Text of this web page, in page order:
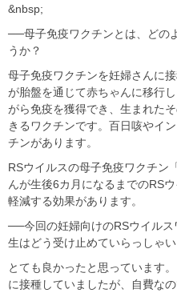
&nbsp;
──母子免疫ワクチンとは、どの
うか？
母子免疫ワクチンを妊婦さんに
が胎盤を通じて赤ちゃんに移行
がら免疫を獲得でき、生まれた
きるワクチンです。百日咳やイ
チンがあります。
RSウイルスの母子免疫ワクチン
んが生後6カ月になるまでのRS
軽減する効果があります。
──今回の妊婦向けのRSウイル
生はどう受け止めていらっしゃ
とても良かったと思っています
に接種していましたが、自費な